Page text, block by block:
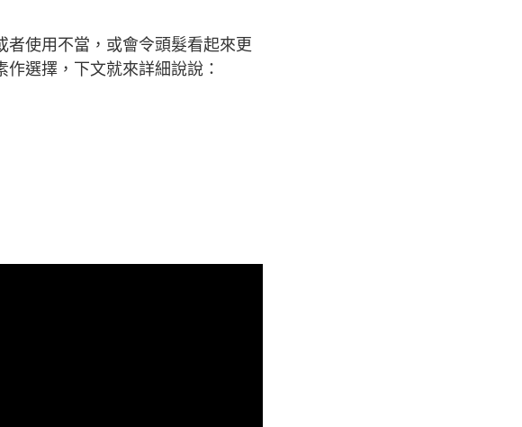
使用不當，或會令頭髮看起來更
選擇，下文就來詳細說說：